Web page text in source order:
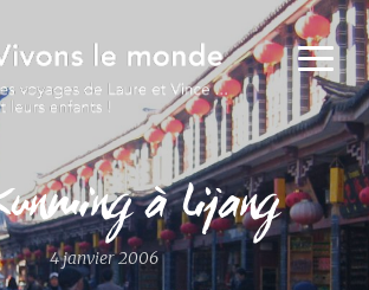
à Lijang
4 janvier 2006